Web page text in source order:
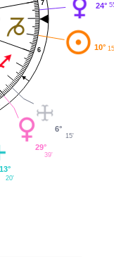
6
7 24°
13°
20'
29°
39'
6°
15'
10°